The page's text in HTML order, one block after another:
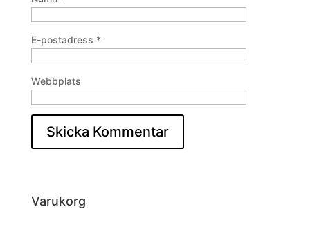
E-postadress *
Webbplats
Varukorg